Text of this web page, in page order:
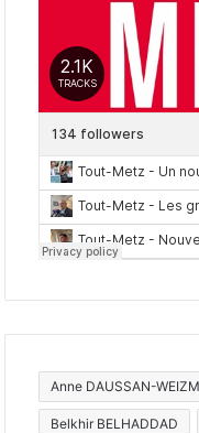
Anne DAUSSAN-
Belkhir BELHADDAD